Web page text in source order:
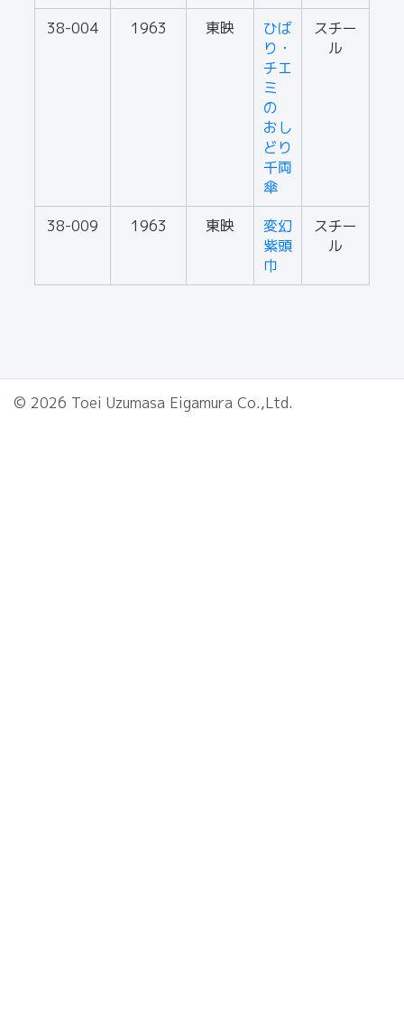
38-004 1963 東映
ひば
り・
チエ
ミ
の
おし
どり
千両
傘
スチー
ル
38-009 1963 東映
変幻
紫頭
巾
スチー
ル
© 2026 Toei Uzumasa Eigamura Co.,Ltd.